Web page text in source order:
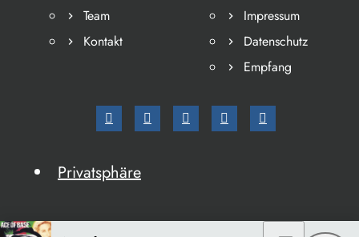
Team
Kontakt
Impressum
Datenschutz
Empfang
Privatsphäre